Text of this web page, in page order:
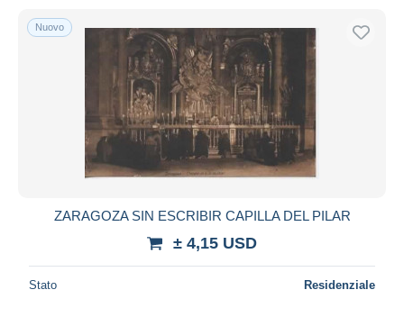
Nuovo
ZARAGOZA SIN ESCRIBIR CAPILLA DEL PILAR
± 4,15 USD
Stato Residenziale